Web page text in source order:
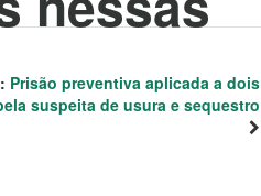
Prisão preventiva aplicada a dois
suspeita de usura e sequestro